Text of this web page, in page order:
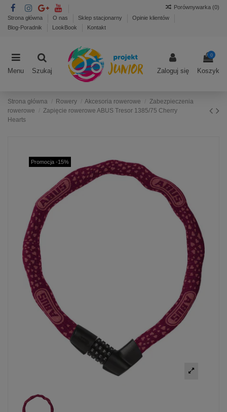
Strona główna O nas Sklep stacjonarny
Opinie klientów
Blog-Poradnik
LookBook Kontakt
Porównywarka (0)
Menu Szukaj Zaloguj się
0
Koszyk
Strona główna Rowery Akcesoria rowerowe
Zabezpieczenia
rowerowe
Zapięcie rowerowe ABUS Tresor 1385/75 Cherry
Hearts
Promocja -15%